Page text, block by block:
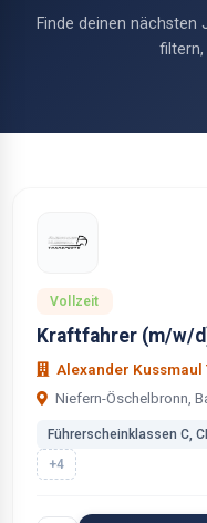
Finde deinen
filtern,
Vollzeit
Kraftfahrer (m/w/
Alexander
Niefern-Öschelbronn,
Führerscheinklassen C,
+4